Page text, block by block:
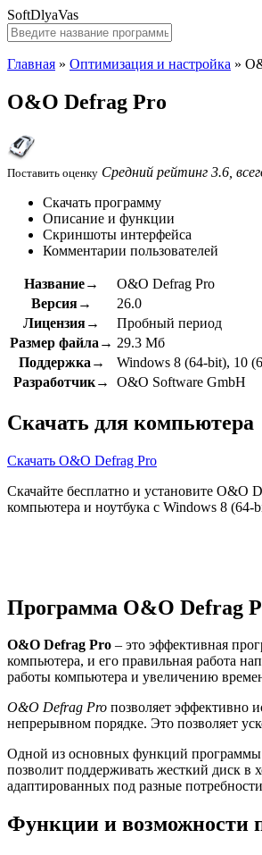
SoftDlyaVas
Главная » Оптимизация и настройка »
O&O Defrag Pro
Поставить оценку Средний рейтинг 3.6,
Скачать программу
Описание и функции
Скриншоты интерфейса
Комментарии пользователей
Название→
O&O Defrag Pro
Версия→
26.0
Лицензия→
Пробный период
Размер файла→ 29.3 Мб
Поддержка→
Windows 8 (64-bit), 10
Разработчик→
O&O Software GmbH
Скачать для компьютера
Скачать O&O Defrag Pro
Скачайте бесплатно и установите O&O
компьютера и ноутбука с Windows 8 (64-
Программа O&O Defrag
O&O Defrag Pro – это эффективная
компьютера, и его правильная работа
работы компьютера и увеличению
O&O Defrag Pro позволяет эффективно
непрерывном порядке. Это позволяет
Одной из основных функций программы
позволит поддерживать жесткий диск в
адаптированных под разные
Функции и возможности